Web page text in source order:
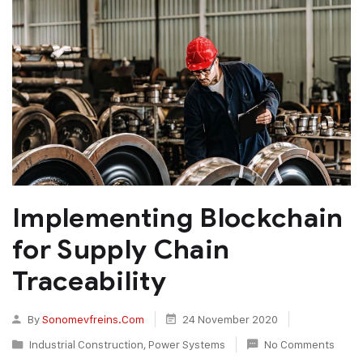
Implementing Blockchain
for Supply Chain
Traceability
BySonomevfreins.com
24 November 2020
Industrial Construction, Power Systems No Comments